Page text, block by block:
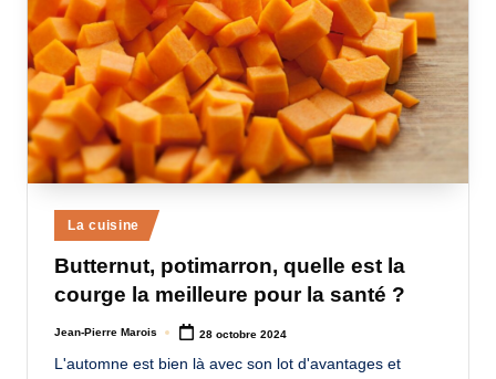
Posted
in
La cuisine
Butternut, potimarron, quelle est la
courge la meilleure pour la santé ?
Posted
Jean-Pierre Marois 28 octobre 2024
L'automne est bien là avec son lot d'avantages et